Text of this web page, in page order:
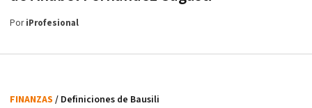
PoriProfesional
FINANZAS / Definiciones de Bausili